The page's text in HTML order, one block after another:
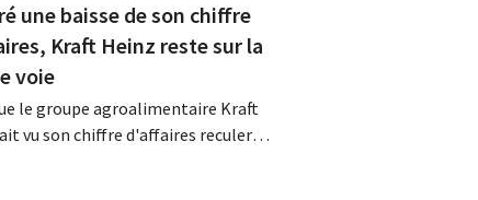
une baisse de son chiffre
Kraft Heinz reste sur la
voie
le groupe agroalimentaire Kraft
vu son chiffre d'affaires reculer